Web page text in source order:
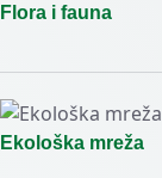
Flora i fauna
Ekološka mreža